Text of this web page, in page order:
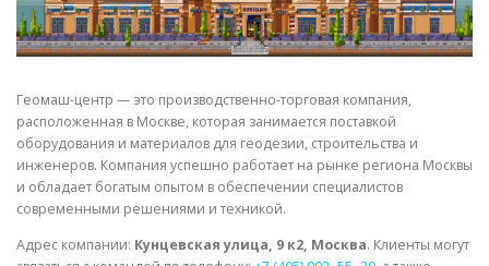
Геомаш-центр — это производственно-торговая компания,
расположенная в Москве, которая занимается поставкой
оборудования и материалов для геодезии, строительства и
инженеров. Компания успешно работает на рынке региона Москвы
и обладает богатым опытом в обеспечении специалистов
современными решениями и техникой.
Адрес компании: Кунцевская улица, 9 к2, Москва. Клиенты могут